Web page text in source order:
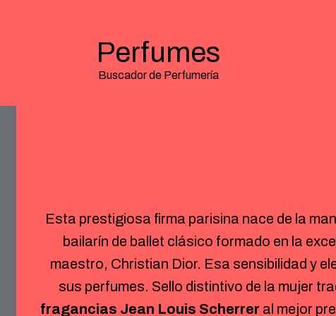
Perfumes
Buscador de Perfumería
Esta prestigiosa firma parisina nace de la
bailarín de ballet clásico formado en la
maestro, Christian Dior. Esa sensibilidad y
sus perfumes. Sello distintivo de la mujer
fragancias Jean Louis Scherrer al mejor